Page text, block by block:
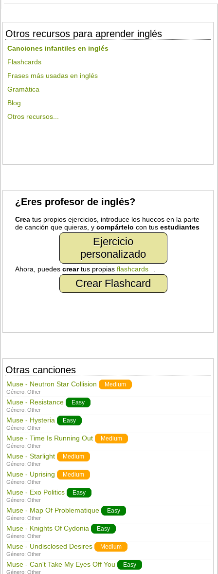
Otros recursos para aprender inglés
Canciones infantiles en inglés
Flashcards
Frases más usadas en inglés
Gramática
Blog
Otros recursos...
¿Eres profesor de inglés?
Crea tus propios ejercicios, introduce los huecos en la parte
de canción que quieras, ycompártelo con tusestudiantes
Ejercicio
personalizado
Ahora, puedescreartus propiasflashcards
Crear Flashcard
Otras canciones
Muse - Neutron Star Collision Medium
Género:Other
Muse - Resistance Easy
Género:Other
Muse - Hysteria Easy
Género:Other
Muse - Time Is Running Out Medium
Género:Other
Muse - Starlight Medium
Género:Other
Muse - Uprising Medium
Género:Other
Muse - Exo Politics Easy
Género:Other
Muse - Map Of Problematique Easy
Género:Other
Muse - Knights Of Cydonia Easy
Género:Other
Muse - Undisclosed Desires Medium
Género:Other
Muse - Can't Take My Eyes Off You Easy
Género:Other